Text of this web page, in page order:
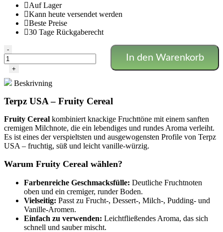
Auf Lager
Kann heute versendet werden
Beste Preise
30 Tage Rückgaberecht
Fruity
Cereal
–
USA
-
+
In den Warenkorb
Beskrivning
Terpz USA – Fruity Cereal
Fruity Cereal kombiniert knackige Fruchttöne mit einem sanften
cremigen Milchnote, die ein lebendiges und rundes Aroma verleiht.
Es ist eines der verspieltsten und ausgewogensten Profile von Terpz
USA – fruchtig, süß und leicht vanille-würzig.
Warum Fruity Cereal wählen?
Farbenreiche Geschmacksfülle: Deutliche Fruchtnoten
oben und ein cremiger, runder Boden.
Vielseitig: Passt zu Frucht-, Dessert-, Milch-, Pudding- und
Vanille-Aromen.
Einfach zu verwenden: Leichtfließendes Aroma, das sich
schnell und sauber mischt.